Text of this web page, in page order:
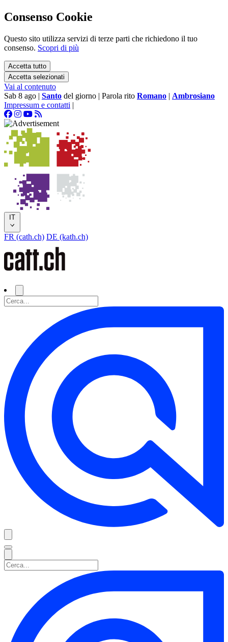
Consenso Cookie
Questo sito utilizza servizi di terze parti che richiedono il tuo
consenso. Scopri di più
Accetta tutto
Accetta selezionati
Vai al contenuto
Sab 8 ago | Santo del giorno | Parola rito Romano | Ambrosiano
Impressum e contatti |
IT
FR (cath.ch) DE (kath.ch)